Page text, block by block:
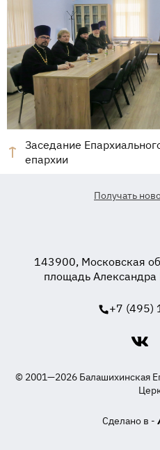
Заседание
епархии
Получать
143900, Московская
площадь Александра
+7 (495)
© 2001—2026 Балашихинская
Сделано в -